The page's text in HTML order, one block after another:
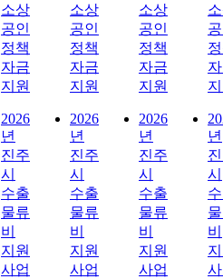
소상
공인
정책
자금
지원
2026
년
진주
시
수출
물류
비
지원
사업
소상
공인
정책
자금
지원
2026
년
진주
시
수출
물류
비
지원
사업
소상
공인
정책
자금
지원
2026
년
진주
시
수출
물류
비
지원
사업
년
시
비